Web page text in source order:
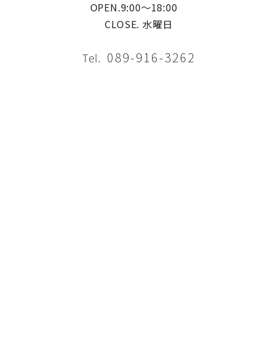
OPEN.9:00〜18:00
CLOSE. 水曜日
Tel. 089-916-3262